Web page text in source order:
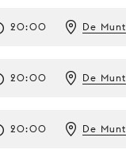
20:00 De Munt
20:00 De Munt
20:00 De Munt